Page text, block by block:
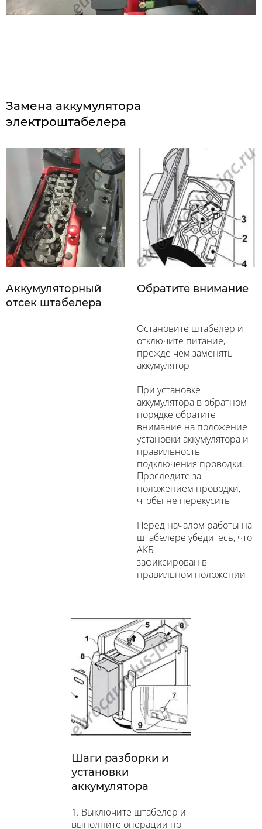
Замена аккумулятора
электроштабелера
Аккумуляторный
отсек штабелера
Обратите внимание
Остановите штабелер и
отключите питание,
прежде чем заменять
аккумулятор
При установке
аккумулятора в обратном
порядке обратите
внимание на положение
установки аккумулятора и
правильность
подключения проводки.
Проследите за
положением проводки,
чтобы не перекусить
Перед началом работы на
штабелере убедитесь, что
АКБ
зафиксирован в
правильном положении
Шаги разборки и
установки
аккумулятора
1. Выключите штабелер и
выполните операции по